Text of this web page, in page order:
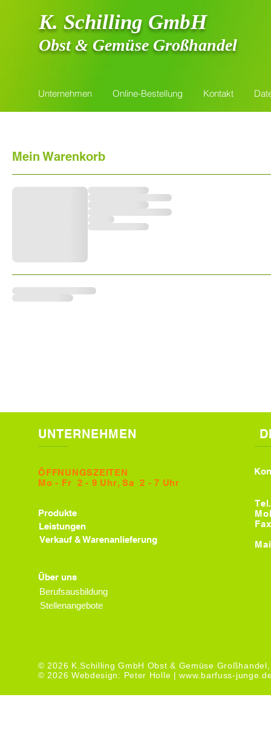
Unternehmen Online-Bestellung Kontakt
K. Schilling GmbH
Obst & Gemüse Großhandel
Mein Warenkorb
UNTERNEHMEN
ÖFFNUNGSZEITEN​
Mo - Fr 2 - 9 Uhr, Sa 2 - 7 Uhr
Produkte
Leistungen
Verkauf & Warenanlieferung
Über uns
Berufsausbildung
Stellenangebote
© 2026 K.Schilling GmbH Obst & Gemüse
© 2026 Webdesign: Peter Holle | www.barfuss-